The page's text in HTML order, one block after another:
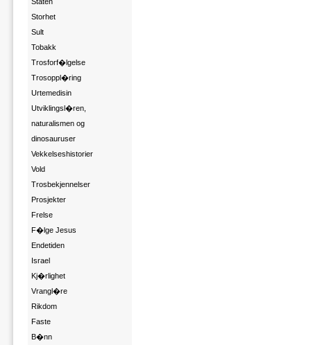
Storhet
Sult
Tobakk
Trosforf�lgelse
Trosoppl�ring
Urtemedisin
Utviklingsl�ren,
naturalismen og
dinosauruser
Vekkelseshistorier
Vold
Trosbekjennelser
Prosjekter
Frelse
F�lge Jesus
Endetiden
Israel
Kj�rlighet
Vrangl�re
Rikdom
Faste
B�nn